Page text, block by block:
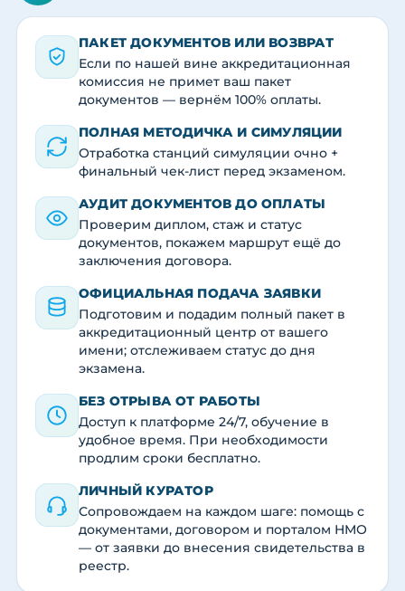
ПАКЕТ ДОКУМЕНТОВ ИЛИ ВОЗВРАТ
Если по нашей вине аккредитационная
комиссия не примет ваш пакет
документов — вернём 100% оплаты.
ПОЛНАЯ МЕТОДИЧКА И СИМУЛЯЦИИ
Отработка станций симуляции очно +
финальный чек-лист перед экзаменом.
АУДИТ ДОКУМЕНТОВ ДО ОПЛАТЫ
Проверим диплом, стаж и статус
документов, покажем маршрут ещё до
заключения договора.
ОФИЦИАЛЬНАЯ ПОДАЧА ЗАЯВКИ
Подготовим и подадим полный пакет в
аккредитационный центр от вашего
имени; отслеживаем статус до дня
экзамена.
БЕЗ ОТРЫВА ОТ РАБОТЫ
Доступ к платформе 24/7, обучение в
удобное время. При необходимости
продлим сроки бесплатно.
ЛИЧНЫЙ КУРАТОР
Сопровождаем на каждом шаге: помощь с
документами, договором и порталом НМО
— от заявки до внесения свидетельства в
реестр.